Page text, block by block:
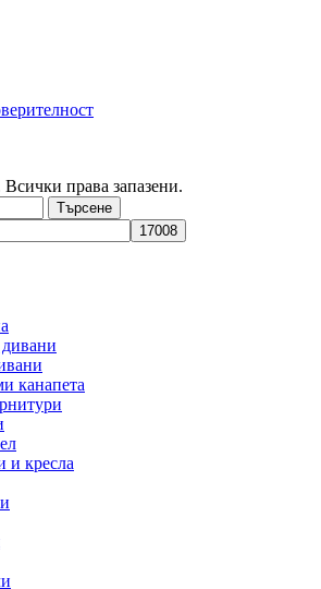
права запазени.
Търсене
канапета
и кресла